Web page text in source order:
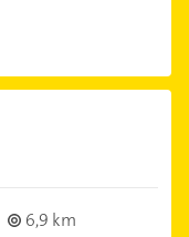
6,9 km